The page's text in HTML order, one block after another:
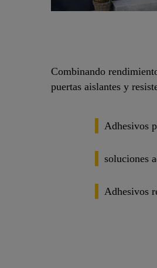
Combinando
puertas aislantes y
Adhesivos
soluciones
Adhesivos